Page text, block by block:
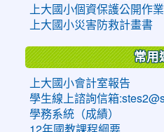
上大國小個資保護公開作業
上大國小災害防救計畫書
常用
上大國小會計室報告
學生線上諮詢信箱
學務系統（成績）
12年國教課程綱要